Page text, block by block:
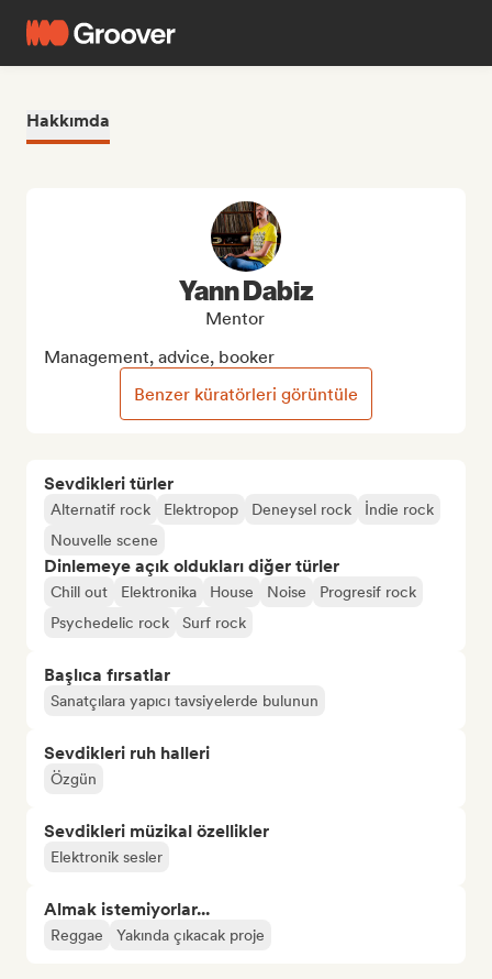
Hakkımda
Sevdikleri türler
Alternatif rock Elektropop Deneysel rock
İndie rock
Nouvelle scene
Dinlemeye açık oldukları diğer türler
Chill out Elektronika House Noise
Progresif rock
Psychedelic rock
Surf rock
Başlıca fırsatlar
Sanatçılara yapıcı tavsiyelerde bulunun
Sevdikleri ruh halleri
Özgün
Sevdikleri müzikal özellikler
Elektronik sesler
Almak istemiyorlar...
Reggae Yakında çıkacak proje
Yann Dabiz
Mentor
Management, advice, booker
Benzer küratörleri görüntüle